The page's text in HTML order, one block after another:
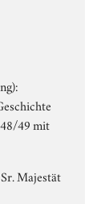
49 mit
Majestät